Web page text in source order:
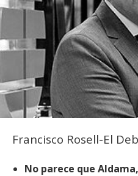
Francisco Rosell-El
No parece que